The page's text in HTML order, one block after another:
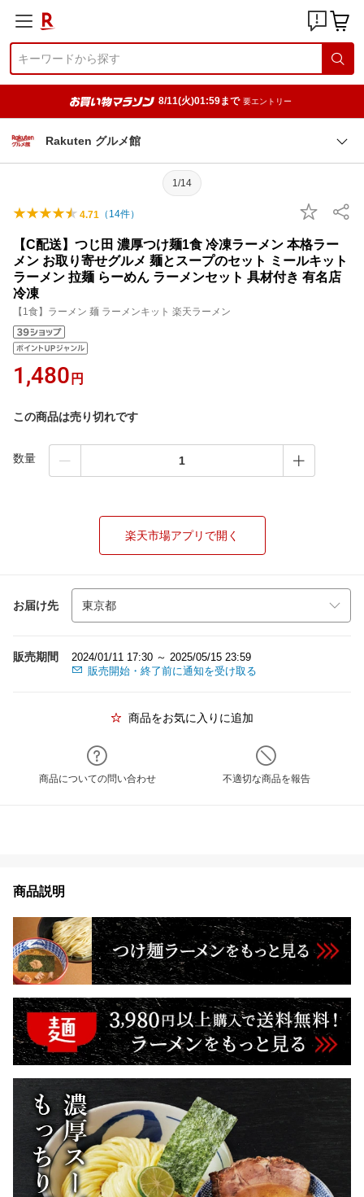
8/11(火)01:59まで 要エントリー
Rakuten グルメ館
1/14
4.71 （ 14件）
【C配送】つじ田 濃厚つけ麺1食 冷凍ラーメン 本格ラー
メン お取り寄せグルメ 麺とスープのセット ミールキット
ラーメン 拉麺 らーめん ラーメンセット 具材付き 有名店
冷凍
【1食】ラーメン 麺 ラーメンキット 楽天ラーメン
1,480 円
この商品は売り切れです
数量
楽天市場アプリで開く
お届け先
販売期間
2024/01/11 17:30 ～ 2025/05/15 23:59
販売開始・終了前に通知を受け取る
商品をお気に入りに追加
商品についての問い合わせ 不適切な商品を報告
商品説明